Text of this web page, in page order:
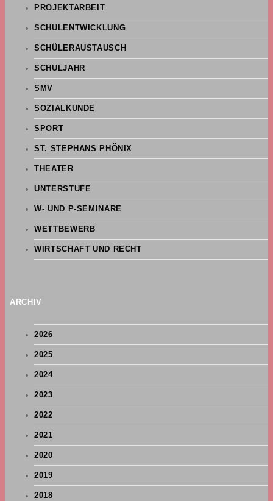
PROJEKTARBEIT
SCHULENTWICKLUNG
SCHÜLERAUSTAUSCH
SCHULJAHR
SMV
SOZIALKUNDE
SPORT
ST. STEPHANS PHÖNIX
THEATER
UNTERSTUFE
W- UND P-SEMINARE
WETTBEWERB
WIRTSCHAFT UND RECHT
ARCHIV
2026
2025
2024
2023
2022
2021
2020
2019
2018